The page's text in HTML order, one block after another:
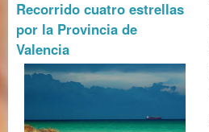
Recorrido cuatro estrellas
por la Provincia de
Valencia